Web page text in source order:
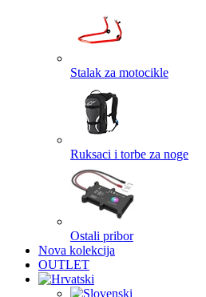
Stalak za motocikle
Ruksaci i torbe za noge
Ostali pribor
Nova kolekcija
OUTLET